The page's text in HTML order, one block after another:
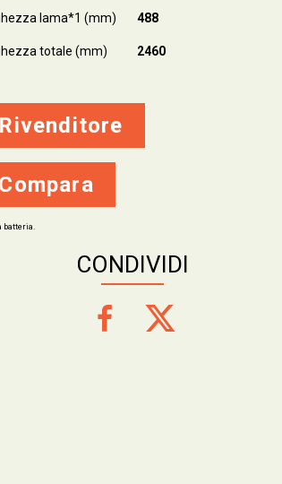
lama*1 (mm) 488
totale (mm) 2460
Rivenditore
Compara
batteria.
CONDIVIDI